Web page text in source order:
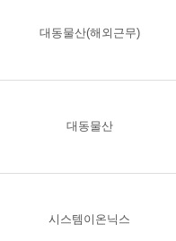
대동물산(해외근무)
대동물산
시스템이온닉스